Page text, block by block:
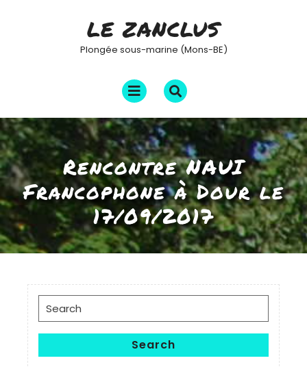
LE ZANCLUS
Plongée sous-marine (Mons-BE)
Open
Menu
Rencontre NAUI
Francophone à Dour le
17/09/2017
Search
for:
Search